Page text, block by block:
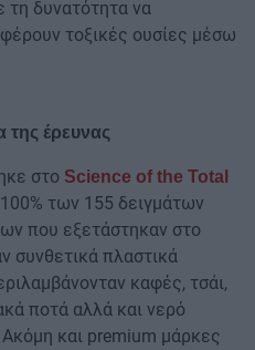
τη δυνατότητα να
τοξικές ουσίες μέσω
της έρευνας
στο Science of the Total
100% των 155 δειγμάτων
που εξετάστηκαν στο
συνθετικά πλαστικά
καφές, τσάι,
ποτά αλλά και νερό
και premium μάρκες